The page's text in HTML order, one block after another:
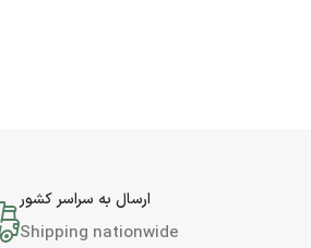
ارسال به سراسر کشور
Shipping nationwide